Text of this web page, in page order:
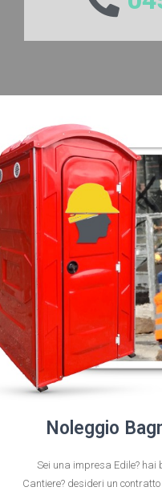
Noleggio
Sei una impresa Edile?
Cantiere? desideri un